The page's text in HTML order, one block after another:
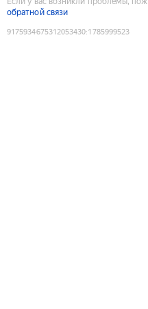
обратной связи
9175934675312053430:1785999523